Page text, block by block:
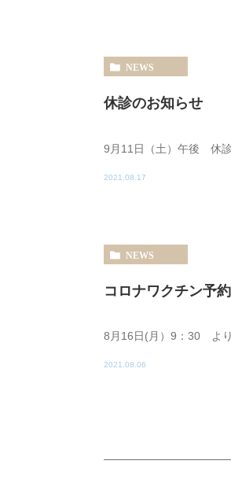
NEWS
休診のお知らせ
9月11日（土）午後 休
2021.08.17
NEWS
コロナワクチン予
8月16日(月）9：30 よ
2021.08.06